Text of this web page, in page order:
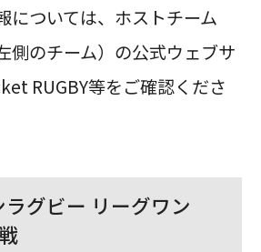
については、ホストチーム
側のチーム）の公式ウェブサ
RUGBY等をご確認くださ
グビー リーグワン